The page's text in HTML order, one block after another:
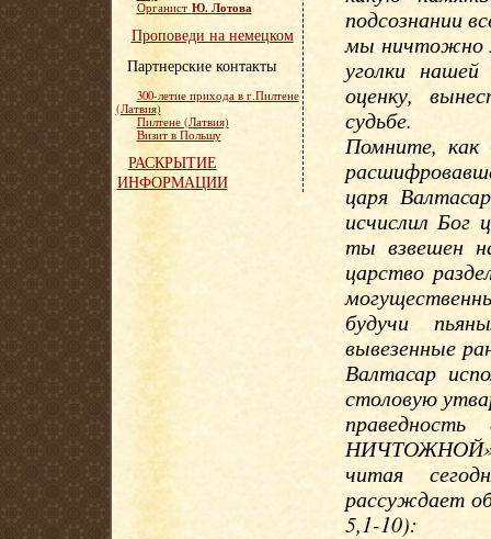
подсознании
мы ничтожно
уголки
оценку,
судьбе.
Помните, как
царя
исчислил Бог
ты взвешен
царство
будучи
вывезенные
Валтасар
столовую
читая
рассуждает
5,1-10):
Органист Ю. Лотова
Проповеди на немецком
Партнерские контакты
300-летие прихода в г.Пилтене
(Латвия)
Пилтене (Латвия)
Визит в Польшу
РАСКРЫТИЕ
ИНФОРМАЦИИ